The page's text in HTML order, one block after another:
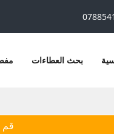
بحث العطاءات
قم